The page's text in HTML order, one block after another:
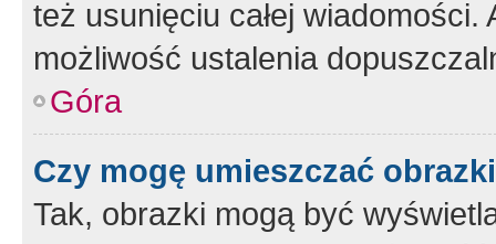
też usunięciu całej
możliwość ustalenia
Góra
Czy mogę umieszczać
Tak, obrazki mogą być